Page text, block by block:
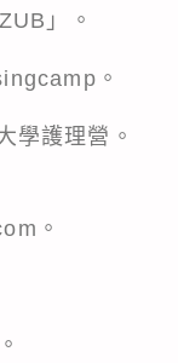
」。
。
學護理營。
。